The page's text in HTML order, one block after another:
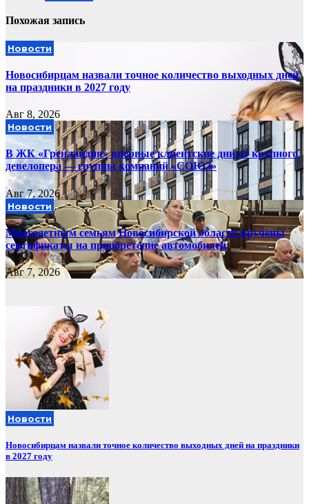
Похожая запись
Новости
Новосибирцам назвали точное количество выходных дней
на праздники в 2027 году
Авг 8, 2026
Новости
В ЖК «Гренландия» впервые клиентские дни от крупного
девелопера — группы компаний «СОЮЗ»
Авг 7, 2026
Новости
Многодетным семьям Новосибирской области вручены
сертификаты на приобретение автомобилей
Авг 7, 2026
Новости
Новосибирцам назвали точное количество выходных дней на праздники
в 2027 году